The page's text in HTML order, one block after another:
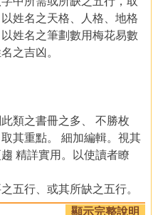
姓名之天格、人格、地格
姓名之筆劃數用梅花易數
之吉凶。
類之書冊之多、 不勝枚
其重點。 細加編輯。視其
精詳實用。以使讀者瞭
五行、或其所缺之五行。
靈五行。
顯示完整說明